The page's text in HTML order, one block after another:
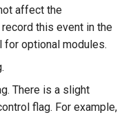
affect the
this event in the
for optional modules.
There is a slight
flag. For example,